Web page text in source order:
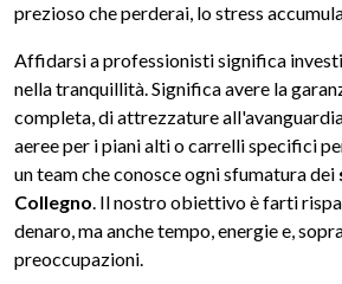
prezioso che perderai, lo stress
Affidarsi a professionisti significa
nella tranquillità. Significa avere la
completa, di attrezzature
aeree per i piani alti o carrelli specifici
un team che conosce ogni sfumatura dei
Collegno. Il nostro obiettivo è farti
denaro, ma anche tempo, energie e,
preoccupazioni.